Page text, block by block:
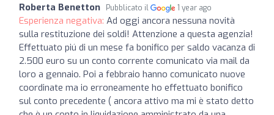
Roberta Benetton Pubblicato il 1 year ago
Esperienza negativa: Ad oggi ancora nessuna novità
sulla restituzione dei soldi! Attenzione a questa agenzia!
Effettuato piú di un mese fa bonifico per saldo vacanza di
2.500 euro su un conto corrente comunicato via mail da
loro a gennaio. Poi a febbraio hanno comunicato nuove
coordinate ma io erroneamente ho effettuato bonifico
sul conto precedente ( ancora attivo ma mi è stato detto